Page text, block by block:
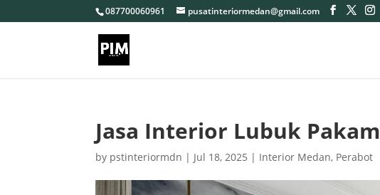
087700060961 pusatinteriormedan@gmail.com
Jasa Interior Lubuk Pakam
by pstinteriormdn | Jul 18, 2025 | Interior Medan, Perabot